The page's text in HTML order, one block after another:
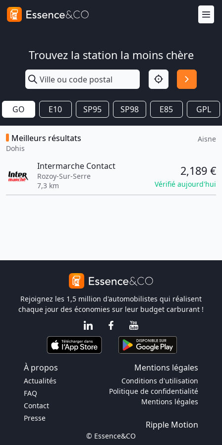
Trouvez la station la moins chère
GO E10 SP95 SP98 E85 GPL
Meilleurs résultats
Dohis
Aisne
Intermarche Contact
Rozoy-Sur-Serre
7,3 km
2,189 €
Vérifié aujourd'hui
Rejoignez les 1,5 million d'automobilistes qui réalisent
chaque jour des économies sur leur budget carburant !
À propos Mentions légales
Actualités
FAQ
Contact
Presse
Conditions d'utilisation
Politique de confidentialité
Mentions légales
Ripple Motion
© Essence&CO